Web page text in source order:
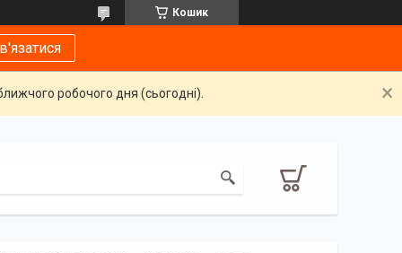
Кошик
робочого дня (сьогодні).